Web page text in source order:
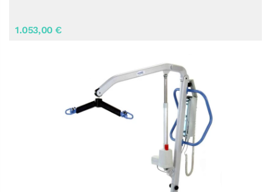
1.053,00 €